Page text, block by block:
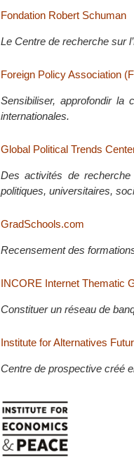
Fondation Robert Schuman
Le Centre de recherche sur
Foreign Policy Association
Sensibiliser, approfondir
internationales.
Global Political Trends
Des activités de
politiques, universitaires,
GradSchools.com
Recensement des
INCORE Internet Thematic
Constituer un réseau de
Institute for Alternatives
Centre de prospective créé